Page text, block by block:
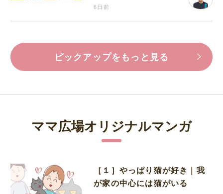
6日前
ピックアップをもっと見る
ママ広場オリジナルマンガ
［１］やっぱり猫が好き｜我
が家の中心には猫がいる